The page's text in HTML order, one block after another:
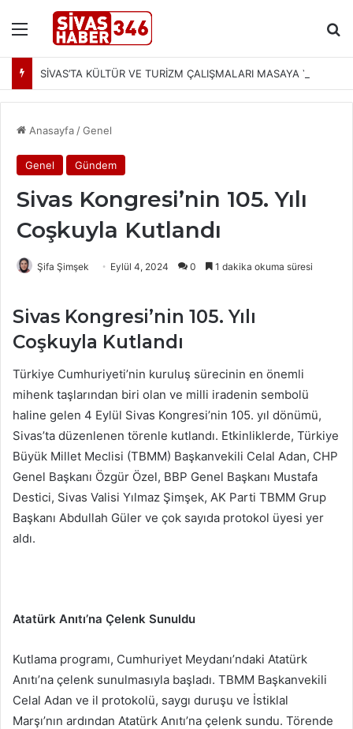
Menü
Anasayfa /Genel
Genel Gündem
Sivas Kongresi’nin 105. Yılı
Coşkuyla Kutlandı
Şifa Şimşek Eylül 4, 2024 0 1 dakika okuma süresi
Sivas Kongresi’nin 105. Yılı
Coşkuyla Kutlandı
Türkiye Cumhuriyeti’nin kuruluş sürecinin en önemli
mihenk taşlarından biri olan ve milli iradenin sembolü
haline gelen 4 Eylül Sivas Kongresi’nin 105. yıl dönümü,
Sivas’ta düzenlenen törenle kutlandı. Etkinliklerde, Türkiye
Büyük Millet Meclisi (TBMM) Başkanvekili Celal Adan, CHP
Genel Başkanı Özgür Özel, BBP Genel Başkanı Mustafa
Destici, Sivas Valisi Yılmaz Şimşek, AK Parti TBMM Grup
Başkanı Abdullah Güler ve çok sayıda protokol üyesi yer
aldı.
Atatürk Anıtı’na Çelenk Sunuldu
Kutlama programı, Cumhuriyet Meydanı’ndaki Atatürk
Anıtı’na çelenk sunulmasıyla başladı. TBMM Başkanvekili
Celal Adan ve il protokolü, saygı duruşu ve İstiklal
Marşı’nın ardından Atatürk Anıtı’na çelenk sundu. Törende